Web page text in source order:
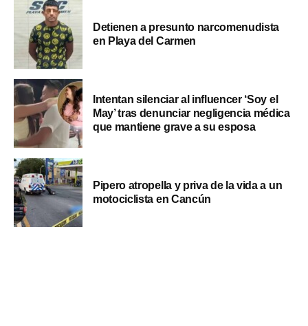
Detienen a presunto narcomenudista
en Playa del Carmen
Intentan silenciar al influencer ‘Soy el
May’ tras denunciar negligencia médica
que mantiene grave a su esposa
Pipero atropella y priva de la vida a un
motociclista en Cancún